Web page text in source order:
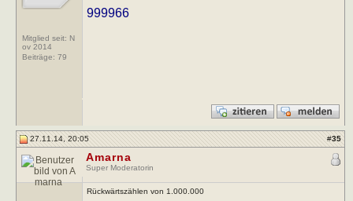
Mitglied seit: N
ov 2014
Beiträge: 79
999966
27.11.14, 20:05 #35
Amarna
Super Moderatorin
Rückwärtszählen von 1.000.000